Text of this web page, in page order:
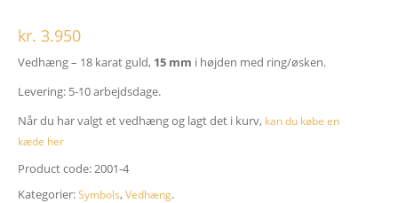
kr. 3.950
Vedhæng – 18 karat guld, 15 mm i højden med ring/øsken.
Levering: 5-10 arbejdsdage.
Når du har valgt et vedhæng og lagt det i kurv, kan du købe en
kæde her
Product code:2001-4
Kategorier:Symbols,Vedhæng.